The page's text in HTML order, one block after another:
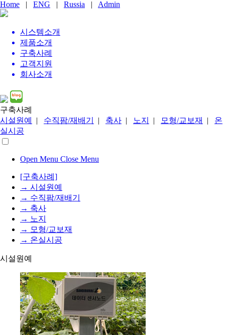
Home | ENG | Russia | Admin
시스템소개
제품소개
구축사례
고객지원
회사소개
구축사례
시설원예
| 수직팜/재배기 | 축사 | 노지 | 모형/교보재 | 온
실시공
Open Menu Close Menu
[구축사례]
→ 시설원예
→ 수직팜/재배기
→ 축사
→ 노지
→ 모형/교보재
→ 온실시공
시설원예